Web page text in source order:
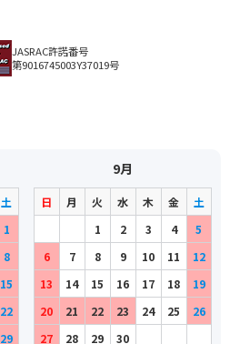
JASRAC許諾番号
第9016745003Y37019号
土
1
8
15
22
29
9月
日 月 火 水 木 金
土
1
2 3 4
5
6
7 8 9 10 11
12
13
14 15 16 17 18
19
20
21 22 23 24 25
26
27
28 29 30